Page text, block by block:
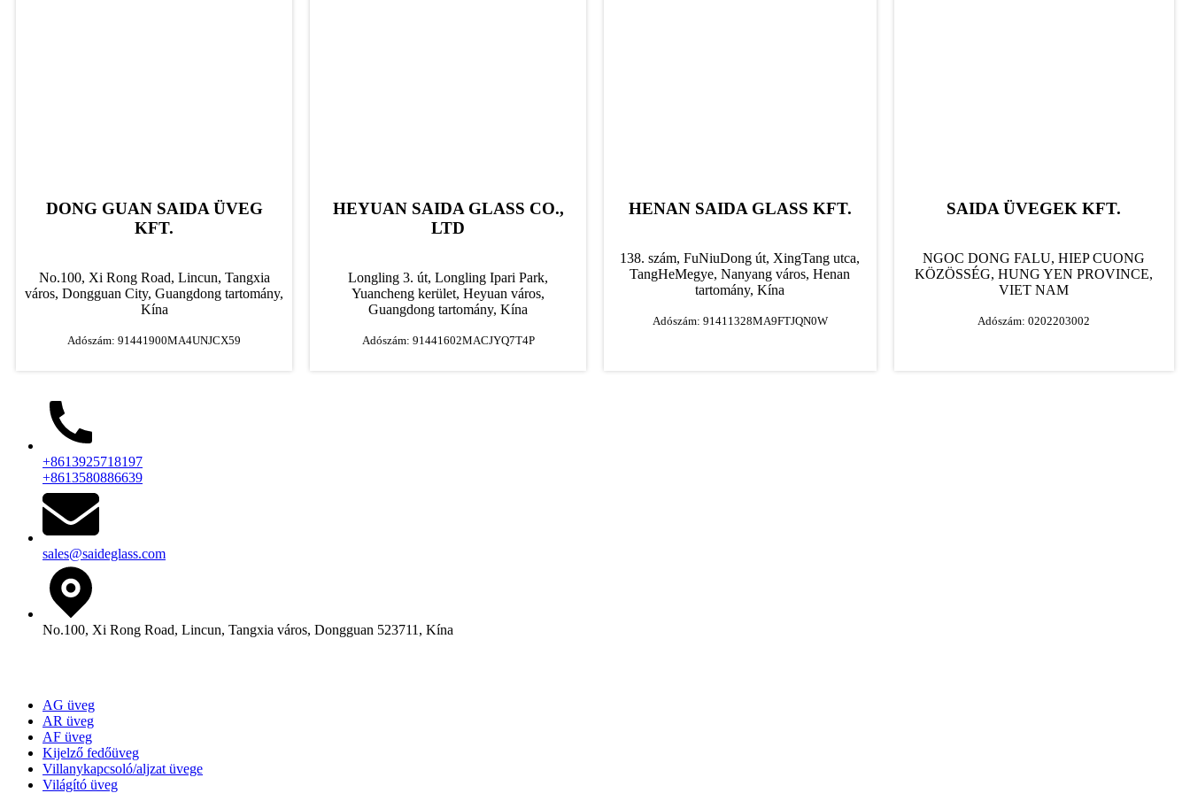
DONG GUAN SAIDA ÜVEG
KFT.
No.100, Xi Rong Road, Lincun, Tangxia
város, Dongguan City, Guangdong tartomány,
Kína
Adószám: 91441900MA4UNJCX59
HEYUAN SAIDA GLASS CO.,
LTD
Longling 3. út, Longling Ipari Park,
Yuancheng kerület, Heyuan város,
Guangdong tartomány, Kína
Adószám: 91441602MACJYQ7T4P
HENAN SAIDA GLASS KFT.
138. szám, FuNiuDong út, XingTang utca,
TangHeMegye, Nanyang város, Henan
tartomány, Kína
Adószám: 91411328MA9FTJQN0W
SAIDA ÜVEGEK KFT.
NGOC DONG FALU, HIEP CUONG
KÖZÖSSÉG, HUNG YEN PROVINCE,
VIET NAM
Adószám: 0202203002
+8613925718197
+8613580886639
sales@saideglass.com
No.100, Xi Rong Road, Lincun, Tangxia város, Dongguan 523711, Kína
AG üveg
AR üveg
AF üveg
Kijelző fedőüveg
Villanykapcsoló/aljzat üvege
Világító üveg